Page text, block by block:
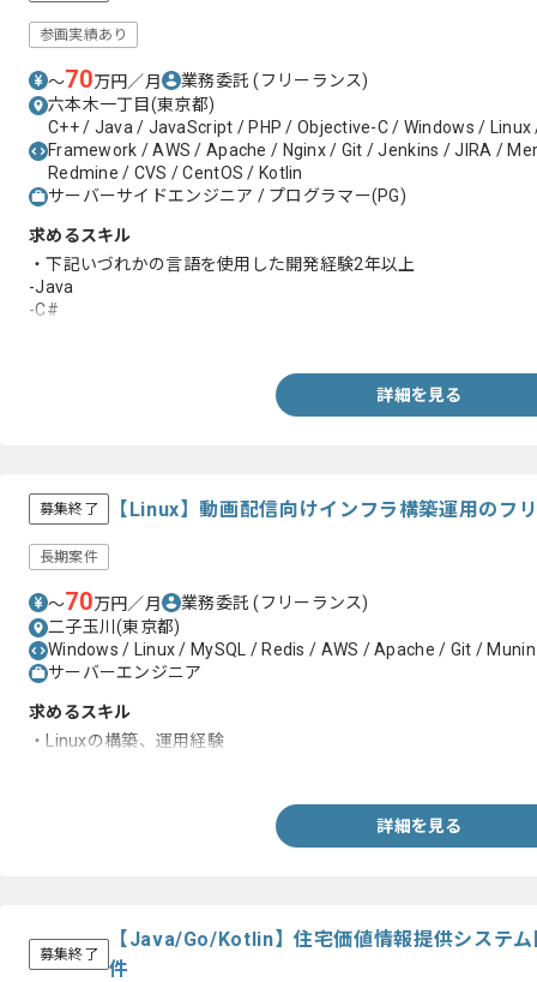
参画実績あり
〜70万円／月 業務委託(フリーランス)
六本木一丁目(東京都)
C++ / Java / JavaScript / PHP / Objective-C / Windows /
Framework / AWS / Apache / Nginx / Git / Jenkins / JIRA /
Redmine / CVS / CentOS / Kotlin
サーバーサイドエンジニア / プログラマー(PG)
求めるスキル
・下記いづれかの言語を使用した開発経験2年以上
-Java
-C#
詳細を見る
募集終了 【Linux】動画配信向けインフラ構築運用のフ
長期案件
〜70万円／月 業務委託(フリーランス)
二子玉川(東京都)
Windows / Linux / MySQL / Redis / AWS / Apache / Git /
サーバーエンジニア
求めるスキル
・Linuxの構築、運用経験
詳細を見る
募集終了
【Java/Go/Kotlin】住宅価値情報提供システ
件